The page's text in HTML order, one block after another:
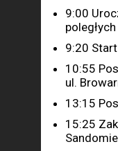
9:00
poległych
9:20
10:55
ul.
13:15
15:25